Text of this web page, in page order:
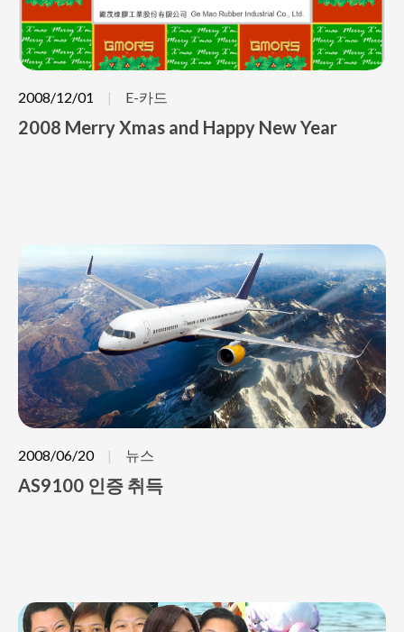
2008/12/01 E-카드
2008 Merry Xmas and Happy New Year
2008/06/20 뉴스
AS9100 인증 취득